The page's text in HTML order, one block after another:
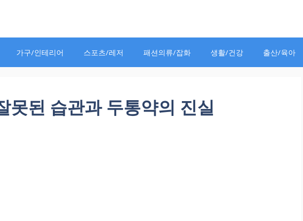
가구/인테리어 스포츠/레저 패션의류/잡화 생활/건강 출산/육아
못된 습관과 두통약의 진실